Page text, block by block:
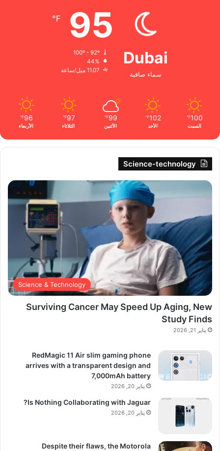
Dubai
سماء صافية
95
℉
44%
11.07 ميل/ساعة
100
℉
السبت
102
℉
الأحد
99
℉
الأثنين
97
℉
الثلاثاء
96
℉
الأربعاء
Science-technology
Science & Technology
Surviving Cancer May Speed Up Aging, New
Study Finds
يناير 21, 2026
RedMagic 11 Air slim gaming phone
arrives with a transparent design and
7,000mAh battery
يناير 20, 2026
Is Nothing Collaborating with Jaguar?
يناير 20, 2026
Despite their flaws, the Motorola